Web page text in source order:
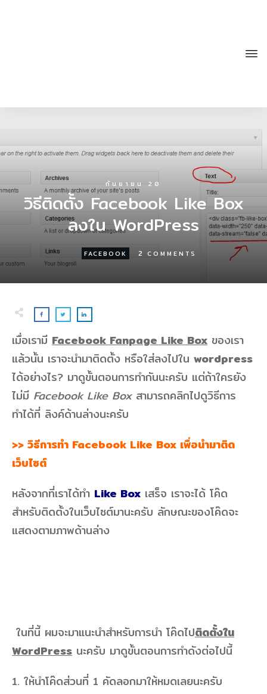
กันยายน 20
วิธีติดตั้ง Facebook Like Box
ลงใน WordPress
FACEBOOK 2 COMMENTS
เมื่อเรามี Facebook Fanpage Like Box ของเรา
แล้วนั้น เราจะนำมาติดตั้ง หรือใส่ลงไปใน wordpress
ได้อย่างไร? มาดูขั้นตอนการทำกันนะครับ แต่ถ้าใครยัง
ไม่มี Facebook Like Boxสามารถคลิกไปดูวิธีการ
ทำได้ที่ ลิงค์ด้านล่างนะครับ
>> วิธีการทำ Facebook Like Box เพื่อนำมาติด
เว็บไซต์
หลังจากที่เราได้ทำ Like Box เสร็จ เราจะได้ โค๊ด
สำหรับติดตั้งในเว็บไซต์มานะครับ ลักษณะของโค๊ดจะ
แสดงตามภาพด้านล่าง
ในที่นี้ ผมจะมาแนะนำสำหรับการนำ โค๊ดไปติดตั้งใน
WordPress นะครับ มาดูขั้นตอนการทำดังต่อไปนี้
1. ให้นำโค๊ดส่วนที่ 1 คัดลอกมาให้หมดเลยนะครับ